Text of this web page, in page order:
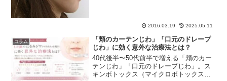
2016.03.19 2025.05.11
コラム
「頬のカーテンじわ」「口元のドレープ
じわ」に効く意外な治療法とは？
40代後半〜50代前半で増える「頬のカー
テンじわ」「口元のドレープじわ」。ス
キンボトックス（マイクロボトックス）